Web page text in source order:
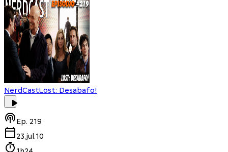
NerdCastLost: Desabafo!
Ep. 219
23.jul.10